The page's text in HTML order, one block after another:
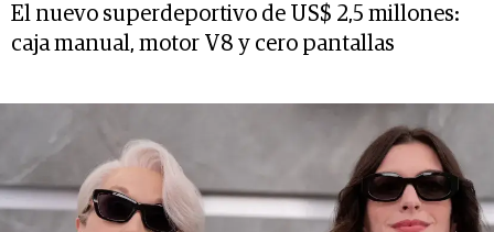
El nuevo superdeportivo de US$ 2,5 millones:
caja manual, motor V8 y cero pantallas